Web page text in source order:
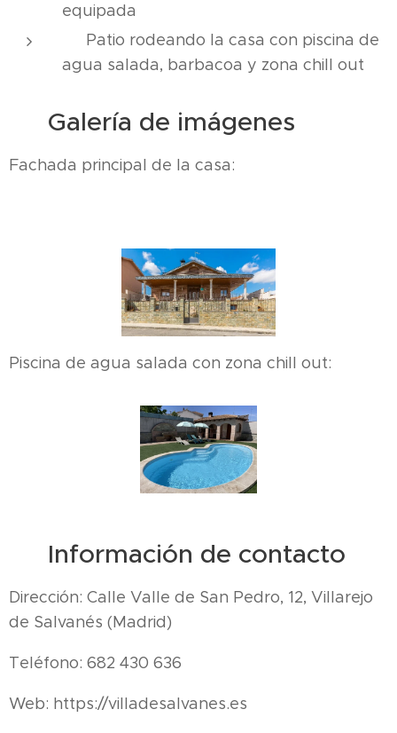
equipada
🌳 Patio rodeando la casa con piscina de
agua salada, barbacoa y zona chill out
📸 Galería de imágenes
Fachada principal de la casa:
Piscina de agua salada con zona chill out:
📍 Información de contacto
Dirección: Calle Valle de San Pedro, 12, Villarejo
de Salvanés (Madrid)
Teléfono: 682 430 636
Web: https://villadesalvanes.es